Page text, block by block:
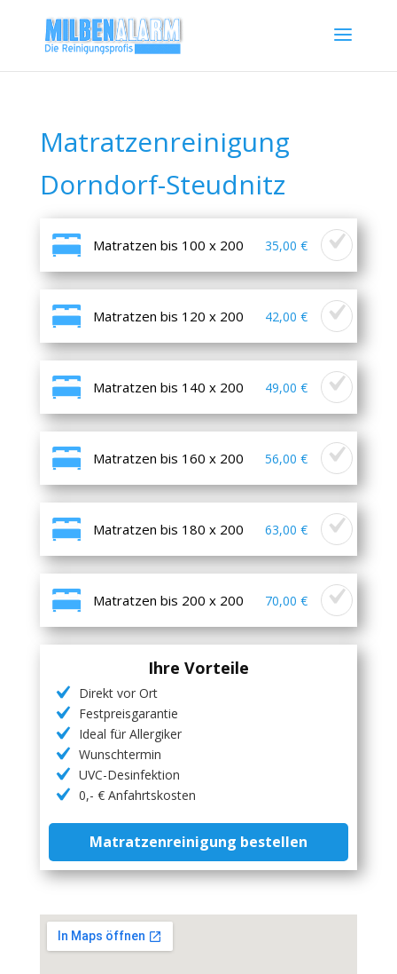
Matratzenreinigung
Dorndorf-Steudnitz
Matratzen bis 100 x 200 35,00 €
Matratzen bis 120 x 200 42,00 €
Matratzen bis 140 x 200 49,00 €
Matratzen bis 160 x 200 56,00 €
Matratzen bis 180 x 200 63,00 €
Matratzen bis 200 x 200 70,00 €
Ihre Vorteile
Direkt vor Ort
Festpreisgarantie
Ideal für Allergiker
Wunschtermin
UVC-Desinfektion
0,- € Anfahrtskosten
Matratzenreinigung bestellen